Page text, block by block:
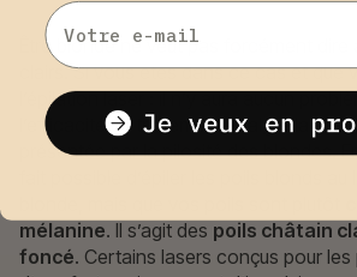
Être blonde ne veut pas forcément dire
clairs. Si vous êtes dans ce cas et que
l’épilation laser : il n’y aura aucun
l’efficacité du traitement, malgré la
présentée par la pilosité des blondes.
mélanine. Il s’agit des poils châtain
foncé. Certains lasers conçus pour
Email